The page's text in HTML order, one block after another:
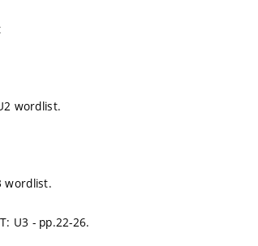
wordlist.
wordlist.
U3 - pp.22-26.